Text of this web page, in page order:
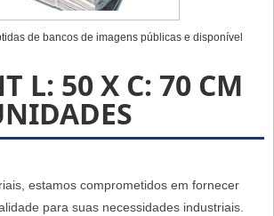
de bancos de imagens públicas e disponível
L: 50 X C: 70 CM
estamos comprometidos em fornecer
para suas necessidades industriais.